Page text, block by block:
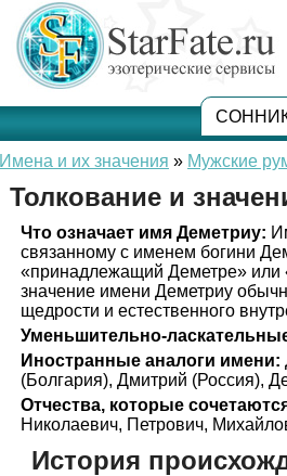
Имена и их значения » Мужские
Толкование и
Что означает имя Деметриу:
связанному с именем богини
«принадлежащий Деметре» или
значение имени Деметриу
щедрости и естественного
Уменьшительно-
Иностранные аналоги имени:
(Болгария), Дмитрий (Россия),
Отчества, которые
Николаевич, Петрович,
История